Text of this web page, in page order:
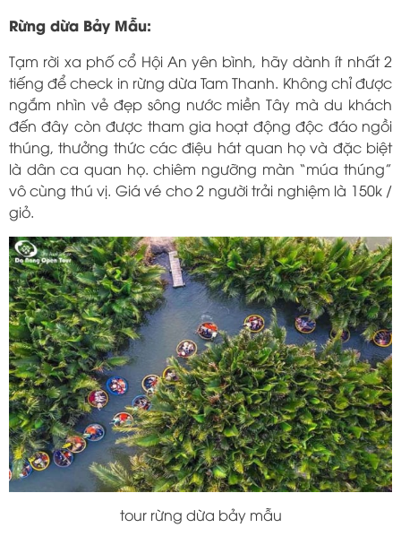
Rừng dừa Bảy Mẫu:
Tạm rời xa phố cổ Hội An yên bình, hãy dành ít nhất 2
tiếng để check in rừng dừa Tam Thanh. Không chỉ được
ngắm nhìn vẻ đẹp sông nước miền Tây mà du khách
đến đây còn được tham gia hoạt động độc đáo ngồi
thúng, thưởng thức các điệu hát quan họ và đặc biệt
là dân ca quan họ. chiêm ngưỡng màn “múa thúng”
vô cùng thú vị. Giá vé cho 2 người trải nghiệm là 150k /
giỏ.
tour rừng dừa bảy mẫu